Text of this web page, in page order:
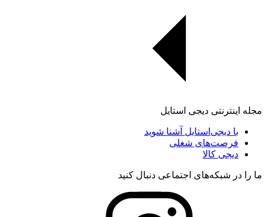
مجله اینترنتی دیجی استایل
با دیجی‌استایل آشنا شوید
فرصت‌های شغلی
دیجی کالا
ما را در شبکه‌های اجتماعی دنبال کنید